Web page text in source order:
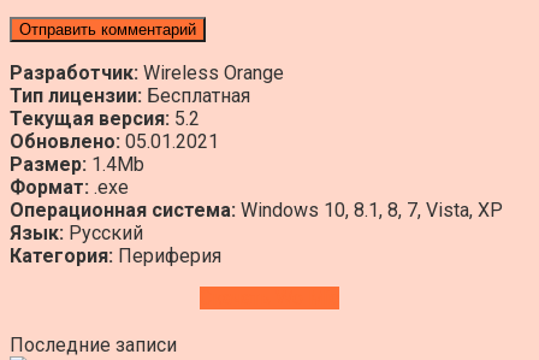
Разработчик: Wireless Orange
Тип лицензии: Бесплатная
Текущая версия: 5.2
Обновлено: 05.01.2021
Размер: 1.4Mb
Формат: .exe
Операционная система: Windows 10, 8.1, 8, 7, Vista, XP
Язык: Русский
Категория: Периферия
Последние записи